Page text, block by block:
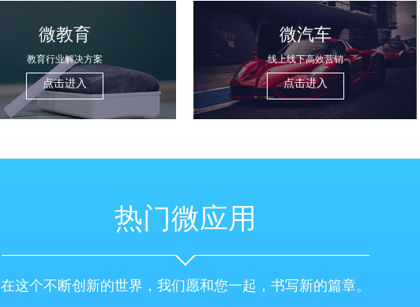
微教育
教育行业解决方案
点击进入
微汽车
线上线下高效营销
点击进入
热门微应用
在这个不断创新的世界，我们愿和您一起，书写新的篇章。